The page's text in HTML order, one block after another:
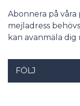
Abonnera på
mejladress
kan avanmäla dig
FÖLJ